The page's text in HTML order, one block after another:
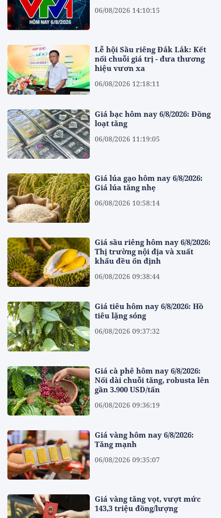
06/08/2026 14:10:15
Lễ hội Sầu riêng Đắk Lắk: Kết
nối chuỗi giá trị - đưa thương
hiệu vươn xa
06/08/2026 12:18:11
Giá bạc hôm nay 6/8/2026: Đồng
loạt tăng
06/08/2026 11:19:05
Giá lúa gạo hôm nay 6/8/2026:
Giá lúa tăng nhẹ
06/08/2026 10:58:14
Giá sầu riêng hôm nay 6/8/2026:
Thị trường nội địa và xuất
khẩu đều ổn định
06/08/2026 09:38:44
Giá tiêu hôm nay 6/8/2026: Hồ
tiêu lặng sóng
06/08/2026 09:37:32
Giá cà phê hôm nay 6/8/2026:
Nối dài chuỗi tăng, robusta lên
gần 3.900 USD/tấn
06/08/2026 09:36:19
Giá vàng hôm nay 6/8/2026:
Tăng mạnh
06/08/2026 09:35:07
Giá vàng tăng vọt, vượt mức
143,3 triệu đồng/lượng